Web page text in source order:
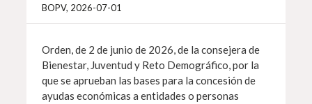
BOPV, 2026-07-01
Orden, de 2 de junio de 2026, de la consejera de
Bienestar, Juventud y Reto Demográfico, por la
que se aprueban las bases para la concesión de
ayudas económicas a entidades o personas